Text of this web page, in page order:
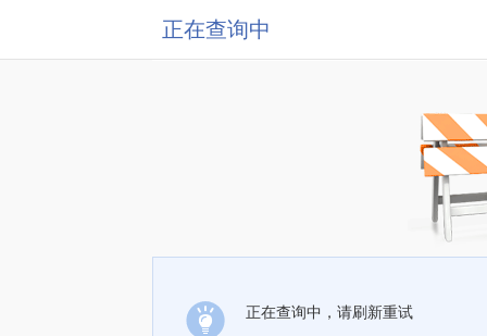
正在查询中
正在查询中，请刷新重试